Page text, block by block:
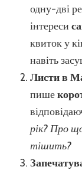
одну-дві
інтереси
квиток у
навіть
Листи в
пише
рік? Про
тішить?